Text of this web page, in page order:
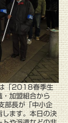
「2018春季生
・加盟組合から
部長が「中小企
します。本日の決